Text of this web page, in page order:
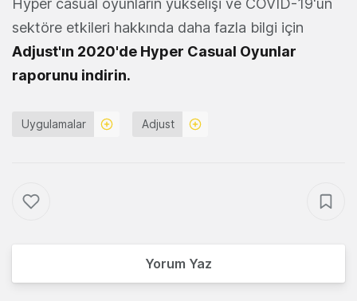
Hyper casual oyunların yükselişi ve COVID-19'un
sektöre etkileri hakkında daha fazla bilgi için
Adjust'ın 2020'de Hyper Casual Oyunlar
raporunu indirin.
Uygulamalar Adjust
Yorum Yaz